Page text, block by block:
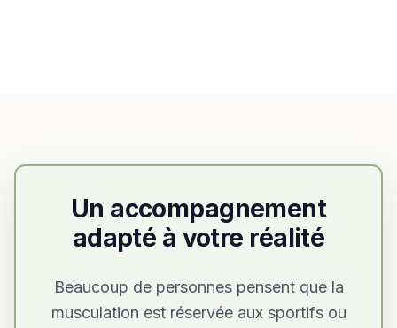
Un accompagnement
adapté à votre réalité
Beaucoup de personnes pensent que la
musculation est réservée aux sportifs ou